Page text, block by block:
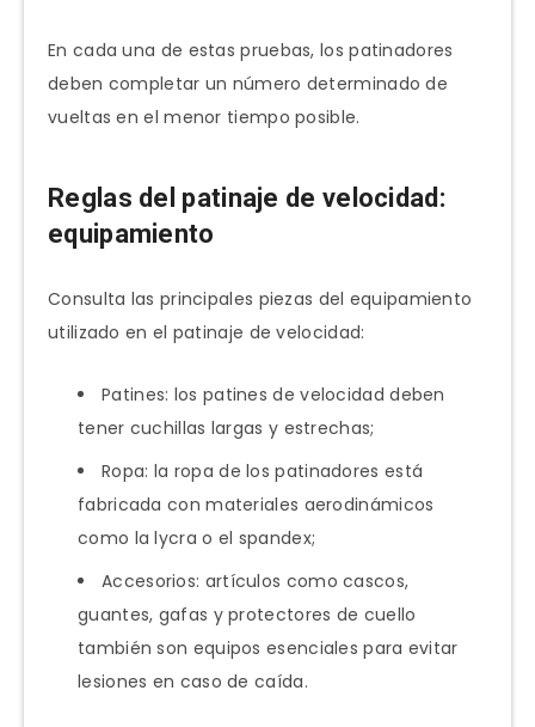
En cada una de estas pruebas, los patinadores
deben completar un número determinado de
vueltas en el menor tiempo posible.
Reglas del patinaje de velocidad:
equipamiento
Consulta las principales piezas del equipamiento
utilizado en el patinaje de velocidad:
Patines: los patines de velocidad deben
tener cuchillas largas y estrechas;
Ropa: la ropa de los patinadores está
fabricada con materiales aerodinámicos
como la lycra o el spandex;
Accesorios: artículos como cascos,
guantes, gafas y protectores de cuello
también son equipos esenciales para evitar
lesiones en caso de caída.